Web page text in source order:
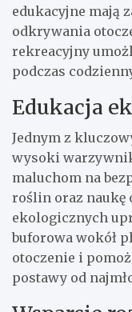
edukacyjne mają
odkrywania
rekreacyjny
podczas
Edukacja
Jednym z
wysoki
maluchom na
roślin oraz naukę
ekologicznych
buforowa wokół
otoczenie i
postawy od